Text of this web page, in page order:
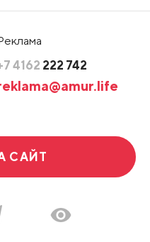
4162 222 742
САЙТ